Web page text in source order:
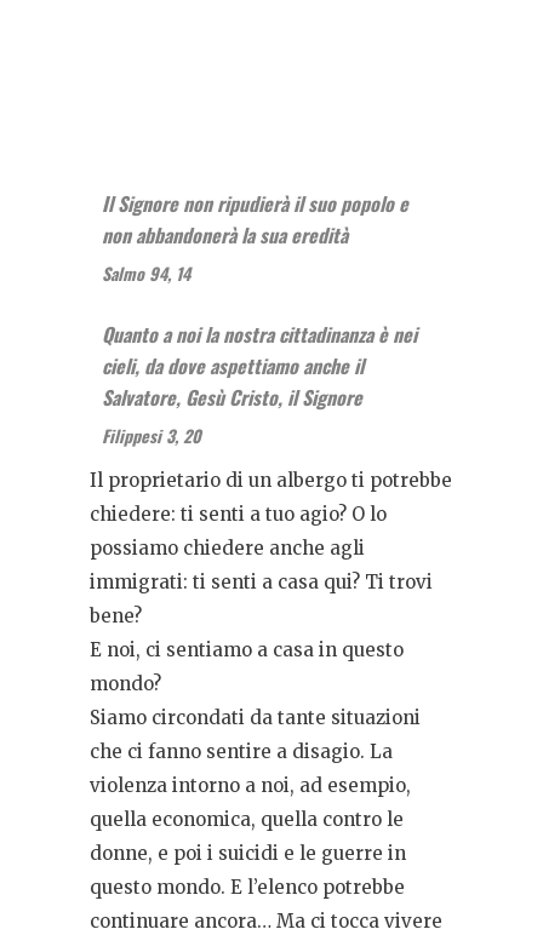
Il Signore non ripudierà il suo popolo e
non abbandonerà la sua eredità
Salmo 94, 14
Quanto a noi la nostra cittadinanza è nei
cieli, da dove aspettiamo anche il
Salvatore, Gesù Cristo, il Signore
Filippesi 3, 20
Il proprietario di un albergo ti potrebbe
chiedere: ti senti a tuo agio? O lo
possiamo chiedere anche agli
immigrati: ti senti a casa qui? Ti trovi
bene?
E noi, ci sentiamo a casa in questo
mondo?
Siamo circondati da tante situazioni
che ci fanno sentire a disagio. La
violenza intorno a noi, ad esempio,
quella economica, quella contro le
donne, e poi i suicidi e le guerre in
questo mondo. E l’elenco potrebbe
continuare ancora… Ma ci tocca vivere